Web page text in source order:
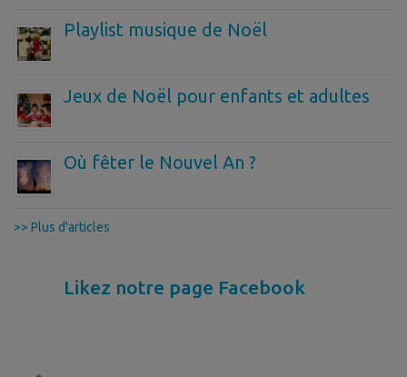
Playlist musique de Noël
Jeux de Noël pour enfants et adultes
Où fêter le Nouvel An ?
>> Plus d'articles
Likez notre page Facebook